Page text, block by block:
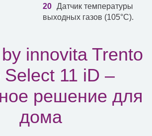
Датчик температуры
выходных газов (105°С).
innovita Trento
Select 11 iD –
решение для
дома